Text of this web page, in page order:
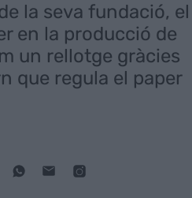
la seva fundació, el
en la producció de
un rellotge gràcies
que regula el paper